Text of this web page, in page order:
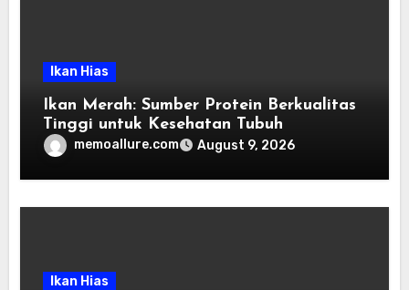
Ikan Hias
Ikan Merah: Sumber Protein Berkualitas
Tinggi untuk Kesehatan Tubuh
memoallure.com August 9, 2026
Ikan Hias